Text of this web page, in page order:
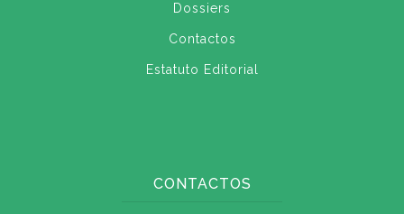
Dossiers
Contactos
Estatuto Editorial
CONTACTOS